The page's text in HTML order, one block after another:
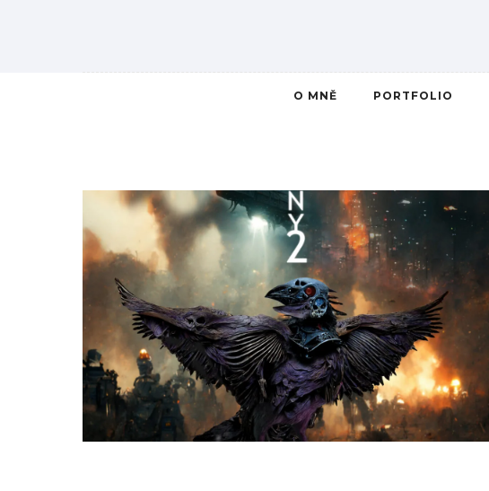
O MNĚ PORTFOLIO